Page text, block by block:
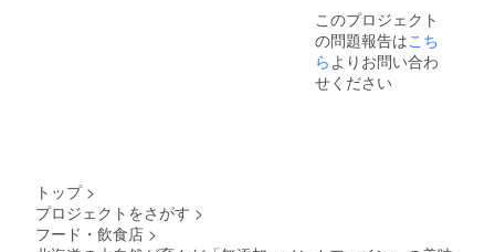
召し上
がりい
ただけ
ます。
味は
入れた
お茶の
ことで
す。 ・
くま笹
はお届
け商品
のラベ
ルに表
記され
のサイ
ズは タ
テ10㎜
程度、
ヨコ50
このプロジェクト
の問題報告はこち
ら よりお問い合わ
せください
トップ >
プロジェクトをさがす >
フード・飲食店 >